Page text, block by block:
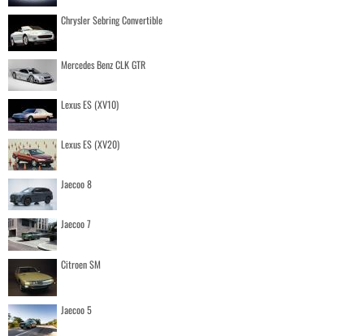
Chrysler Sebring Convertible
Mercedes Benz CLK GTR
Lexus ES (XV10)
Lexus ES (XV20)
Jaecoo 8
Jaecoo 7
Citroen SM
Jaecoo 5